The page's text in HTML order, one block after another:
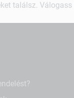
találsz. Válogass